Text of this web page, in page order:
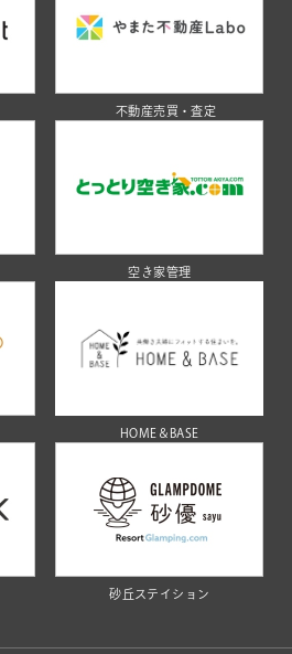
不動産売買・査定
空き家管理
HOME＆BASE
砂丘ステイション